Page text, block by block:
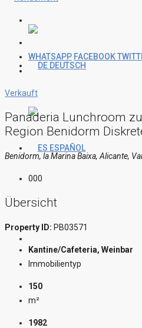
DEUTSCH
ESPAÑOL
WHATSAPP FACEBOOK
Verkauft
Panaderia Lunchroom
Region Benidorm
Benidorm, la Marina Baixa, Alicante,
000
Übersicht
Property ID: PB03571
Kantine/Cafeteria, Weinbar
Immobilientyp
150
m²
1982